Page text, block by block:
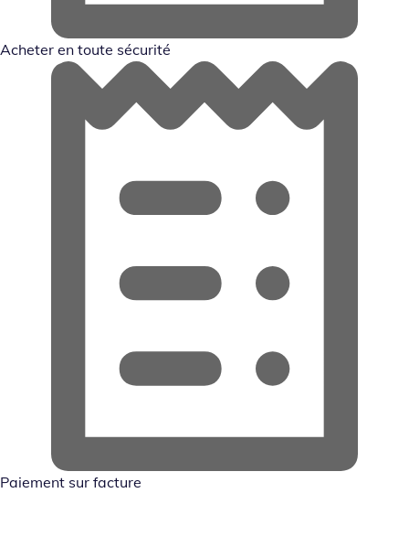
Acheter en toute sécurité
Paiement sur facture